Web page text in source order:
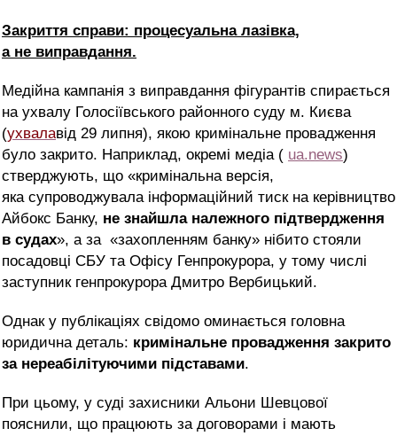
Закриття справи: процесуальна лазівка,
а не виправдання.
Медійна кампанія з виправдання фігурантів спирається
на ухвалу Голосіївського районного суду м. Києва
(ухвалавід 29 липня), якою кримінальне провадження
було закрито. Наприклад, окремі медіа ( ua.news)
стверджують, що «кримінальна версія,
яка супроводжувала інформаційний тиск на керівництво
Айбокс Банку, не знайшла належного підтвердження
в судах», а за «захопленням банку» нібито стояли
посадовці СБУ та Офісу Генпрокурора, у тому числі
заступник генпрокурора Дмитро Вербицький.
Однак у публікаціях свідомо оминається головна
юридична деталь: кримінальне провадження закрито
за нереабілітуючими підставами.
При цьому, у суді захисники Альони Шевцової
пояснили, що працюють за договорами і мають